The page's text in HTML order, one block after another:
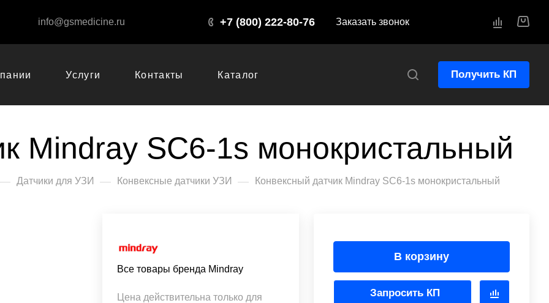
info@gsmedicine.ru +7 (800) 222-80-76 Заказать звонок
Услуги Контакты Каталог Получить КП
Mindray SC6-1s монокристальный
— Датчики для УЗИ — Конвексные датчики УЗИ — Конвексный датчик Mindray SC6-1s монокристальный
В корзину
Запросить КП
Все товары бренда Mindray
Цена действительна только для